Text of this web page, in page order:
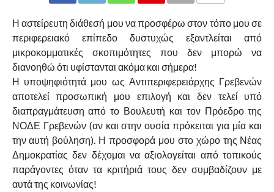
Η αστείρευτη διάθεσή μου να προσφέρω στον τόπο μου σε
περιφερειακό επίπεδο δυστυχώς εξαντλείται από
μικροκομματικές σκοπιμότητες που δεν μπορώ να
διανοηθώ ότι υφίστανται ακόμα και σήμερα!
Η υποψηφιότητά μου ως Αντιπεριφερειάρχης Γρεβενών
αποτελεί προσωπική μου επιλογή και δεν τελεί υπό
διαπραγμάτευση από το Βουλευτή και τον Πρόεδρο της
ΝΟΔΕ Γρεβενών (αν και στην ουσία πρόκειται για μία και
την αυτή βούληση). Η προσφορά μου στο χώρο της Νέας
Δημοκρατίας δεν δέχομαι να αξιολογείται από τοπικούς
παράγοντες όταν τα κριτήριά τους δεν συμβαδίζουν με
αυτά της κοινωνίας!